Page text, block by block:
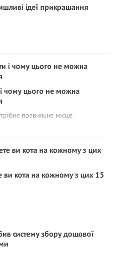
ідеї прикрашання
і чому цього не можна
правильне місце.
ви кота на кожному з цих 15